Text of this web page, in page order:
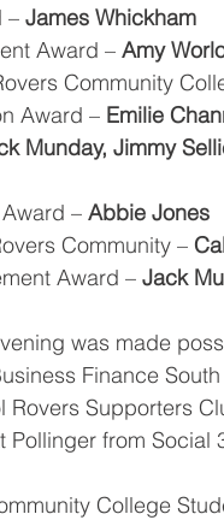
– James Whickham
Award – Amy
Community
Award – Emilie
Munday, Jimmy
– Abbie Jones
Community –
Award – Jack
was made
Finance
Rovers Supporters
Pollinger from
College